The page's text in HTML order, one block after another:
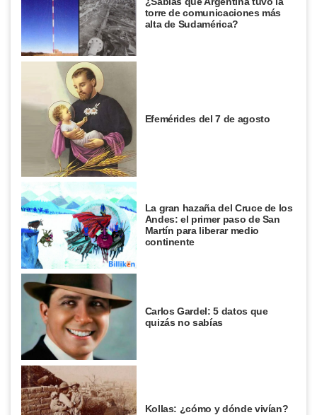
torre de comunicaciones más
alta de Sudamérica?
Efemérides del 7 de agosto
La gran hazaña del Cruce de los
Andes: el primer paso de San
Martín para liberar medio
continente
Carlos Gardel: 5 datos que
quizás no sabías
Kollas: ¿cómo y dónde vivían?